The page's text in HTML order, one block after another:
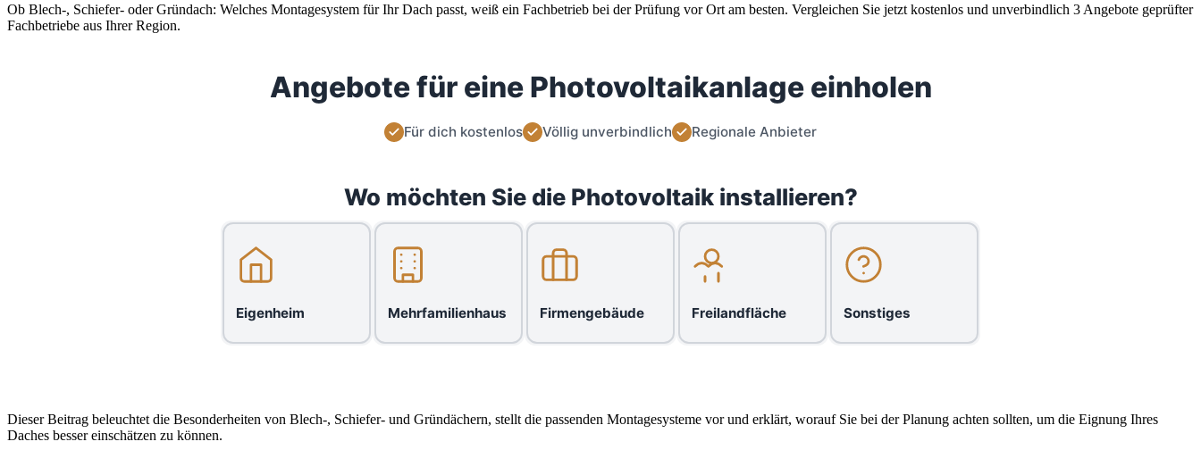
Ob Blech-, Schiefer- oder Gründach: Welches Montagesystem für Ihr Dach passt, weiß ein Fachbetrieb bei der Prüfung vor Ort am besten. Vergleichen Sie jetzt kostenlos und unverbindlich 3 Angebote geprüfter
Fachbetriebe aus Ihrer Region.
Angebote für eine Photovoltaikanlage einholen
Für dich kostenlos Völlig unverbindlich Regionale Anbieter
Wo möchten Sie die Photovoltaik installieren?
Eigenheim Mehrfamilienhaus Firmengebäude Freilandfläche Sonstiges
Dieser Beitrag beleuchtet die Besonderheiten von Blech-, Schiefer- und Gründächern, stellt die passenden Montagesysteme vor und erklärt, worauf Sie bei der Planung achten sollten, um die Eignung Ihres
Daches besser einschätzen zu können.